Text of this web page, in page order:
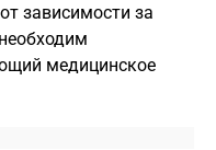
зависимости за
медицинское